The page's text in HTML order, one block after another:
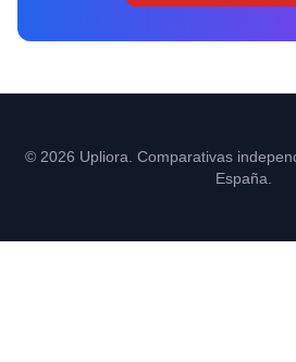
© 2026 Upliora. Comparativas
España.